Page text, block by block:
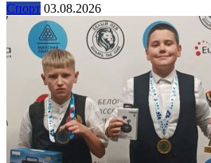
Спорт 03.08.2026